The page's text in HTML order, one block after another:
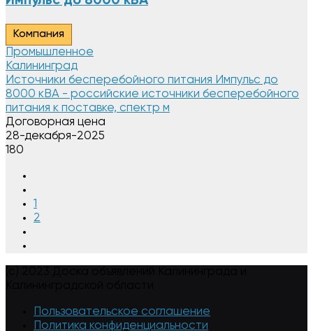
Компания
Промышленное
Калининград
Источники бесперебойного питания Импульс до
8000 кВА - российские источники бесперебойного
питания к поставке, спектр м
Договорная цена
28-декабря-2025
180
1
2
Пользовательское соглашение
Политика конфиденциальности